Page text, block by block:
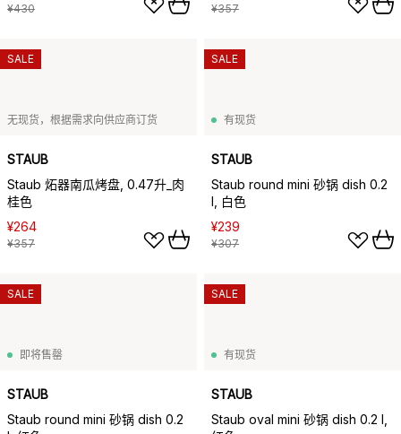
¥430 ¥357
无现货，根据需求向供应商订货
STAUB
Staub 炻器南瓜烤盘, 0.47升_肉
桂色
¥264
¥357
SALE
有现货
STAUB
Staub round mini 砂锅 dish 0.2
l, 白色
¥239
¥307
SALE
即将售罄
STAUB
Staub round mini 砂锅 dish 0.2
SALE
有现货
STAUB
Staub oval mini 砂锅 dish 0.2 l,
SALE